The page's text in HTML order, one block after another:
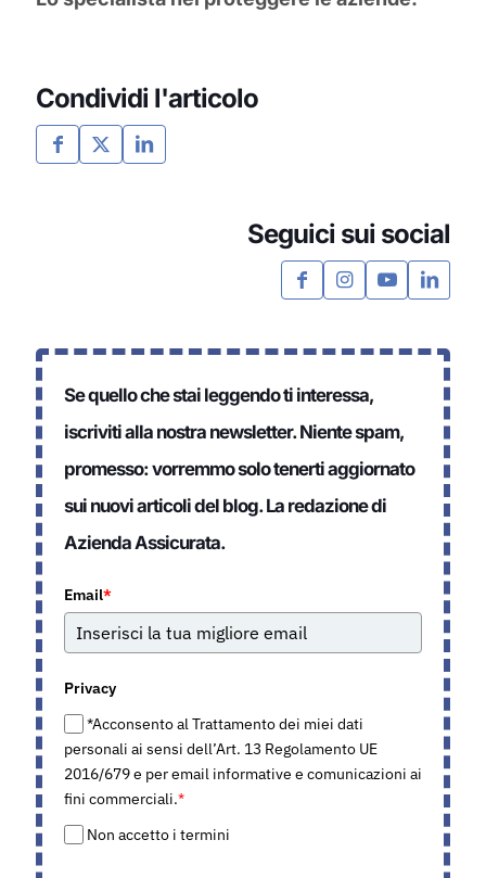
Condividi l'articolo
Seguici sui social
Se quello che stai leggendo ti interessa,
iscriviti alla nostra newsletter. Niente spam,
promesso: vorremmo solo tenerti aggiornato
sui nuovi articoli del blog. La redazione di
Azienda Assicurata.
Email*
Privacy
*Acconsento al Trattamento dei miei dati
personali ai sensi dell’Art. 13 Regolamento UE
2016/679 e per email informative e comunicazioni ai
fini commerciali.*
Non accetto i termini